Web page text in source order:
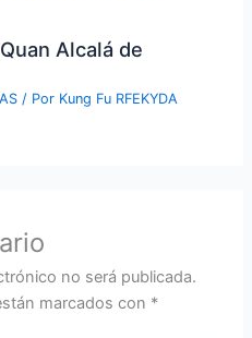
Alcalá de
/ Por Kung Fu RFEKYDA
no será publicada.
marcados con *